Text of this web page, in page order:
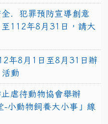
．犯罪預防宣導創意
112年8月31日，請大
年8月1日至8月31日辦
動
虐待動物協會舉辦
-小動物飼養大小事」線